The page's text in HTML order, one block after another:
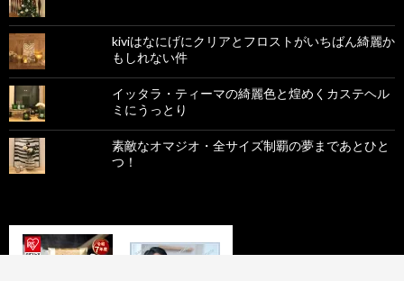
kiviはなにげにクリアとフロストがいちばん綺麗か
もしれない件
イッタラ・ティーマの綺麗色と煌めくカステヘル
ミにうっとり
素敵なオマジオ・全サイズ制覇の夢まであとひと
つ！